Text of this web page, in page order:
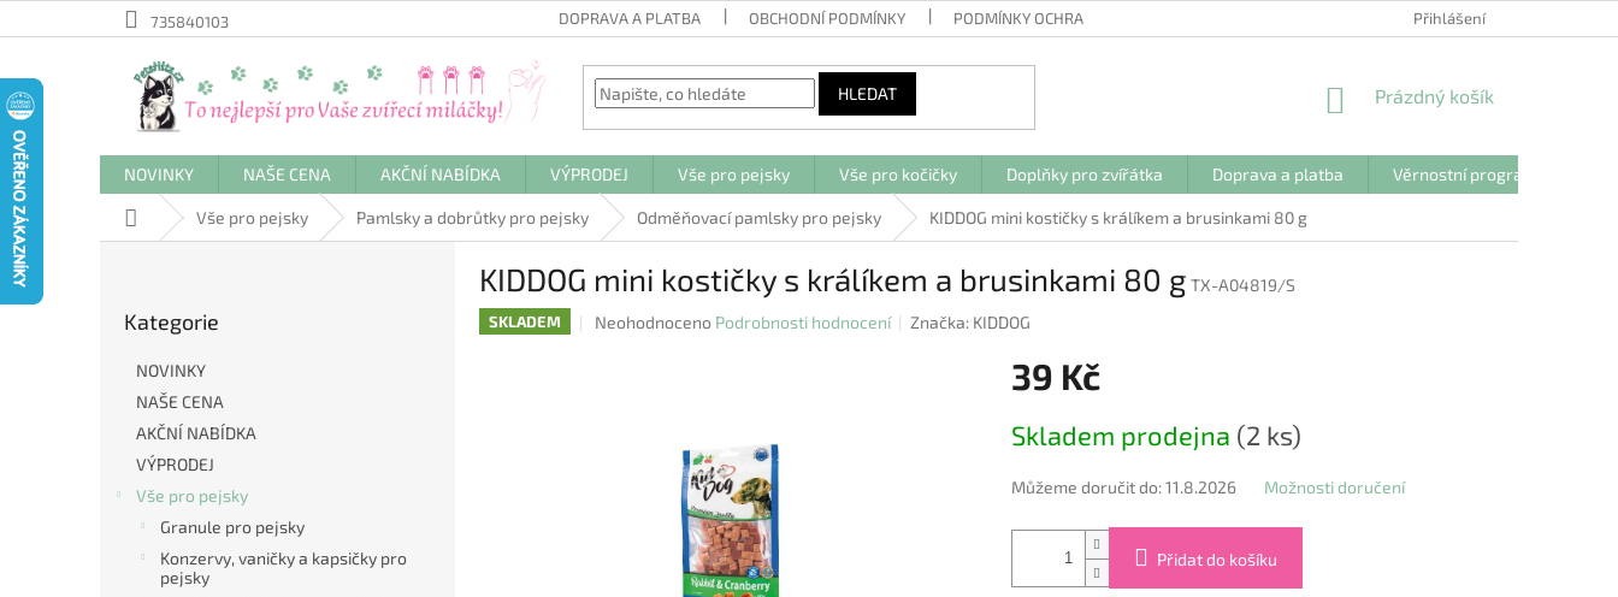
na
735840103 DOPRAVA A PLATBA OBCHODNÍ PODMÍNKY PODMÍNKY OCHRANY OSOBNÍCH ÚDAJŮ Přihlášení
HLEDAT
NÁKUPNÍ
Prázdný košík
NOVINKY NAŠE CENA AKČNÍ NABÍDKA VÝPRODEJ Vše pro pejsky Vše pro kočičky Doplňky pro zvířátka Doprava a platba Věrnostní program
Domů Vše pro pejsky Pamlsky a dobrůtky pro pejsky Odměňovací pamlsky pro pejsky KIDDOG mini kostičky s králíkem a brusinkami 80 g
kategorie
Kategorie
NOVINKY
NAŠE CENA
AKČNÍ NABÍDKA
VÝPRODEJ
Vše pro pejsky
Granule pro pejsky
Konzervy, vaničky a kapsičky pro
pejsky
KIDDOG mini kostičky s králíkem a brusinkami 80 g TX-A04819/S
SKLADEM
Průměrné
Neohodnoceno Podrobnosti hodnocení Značka: KIDDOG
39 Kč
cena:
Skladem prodejna (2 ks)
Můžeme doručit do: 11.8.2026 Možnosti doručení
Přidat do košíku